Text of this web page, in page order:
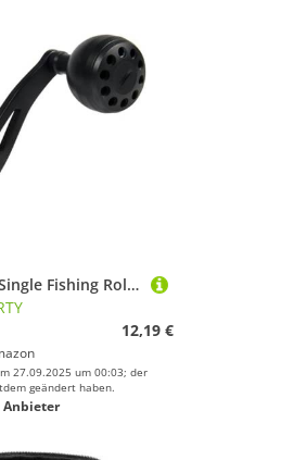
MLWSKERTY Single Fishing Rollengriff Metall Rocker Ersatztätigkeit Tackle Tools Für Niedrige Profil Spinnrollen Stecker Arm Grip Grip Ausrüstung
12,19 €
27.09.2025 um 00:03; der
geändert haben.
Anbieter